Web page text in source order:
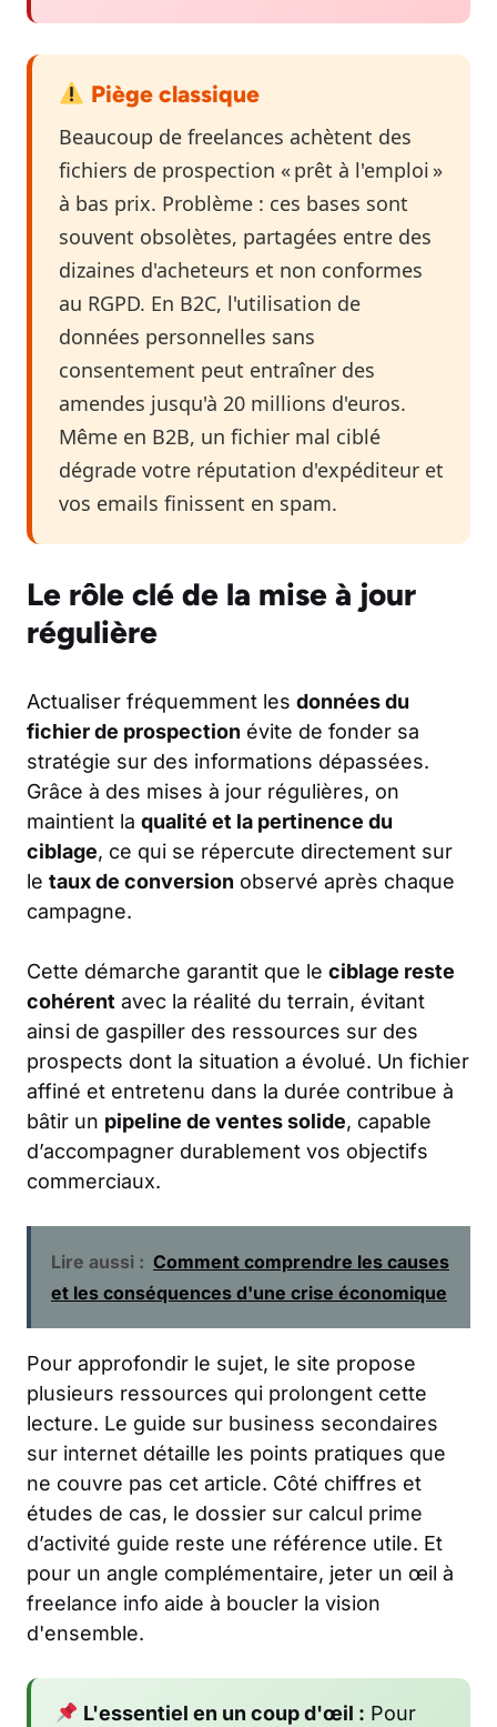
Piège classique
Beaucoup de freelances achètent des
fichiers de prospection « prêt à l'emploi »
à bas prix. Problème : ces bases sont
souvent obsolètes, partagées entre des
dizaines d'acheteurs et non conformes
au RGPD. En B2C, l'utilisation de
données personnelles sans
consentement peut entraîner des
amendes jusqu'à 20 millions d'euros.
Même en B2B, un fichier mal ciblé
dégrade votre réputation d'expéditeur et
vos emails finissent en spam.
Le rôle clé de la mise à jour
régulière
Actualiser fréquemment les données du
fichier de prospection évite de fonder sa
stratégie sur des informations dépassées.
Grâce à des mises à jour régulières, on
maintient la qualité et la pertinence du
ciblage, ce qui se répercute directement sur
le taux de conversion observé après chaque
campagne.
Cette démarche garantit que le ciblage reste
cohérent avec la réalité du terrain, évitant
ainsi de gaspiller des ressources sur des
prospects dont la situation a évolué. Un fichier
affiné et entretenu dans la durée contribue à
bâtir un pipeline de ventes solide, capable
d’accompagner durablement vos objectifs
commerciaux.
Lire aussi : Comment comprendre les causes
et les conséquences d'une crise économique
Pour approfondir le sujet, le site propose
plusieurs ressources qui prolongent cette
lecture. Le guide sur business secondaires
sur internet détaille les points pratiques que
ne couvre pas cet article. Côté chiffres et
études de cas, le dossier sur calcul prime
d’activité guide reste une référence utile. Et
pour un angle complémentaire, jeter un œil à
freelance info aide à boucler la vision
d'ensemble.
L'essentiel en un coup d'œil : Pour